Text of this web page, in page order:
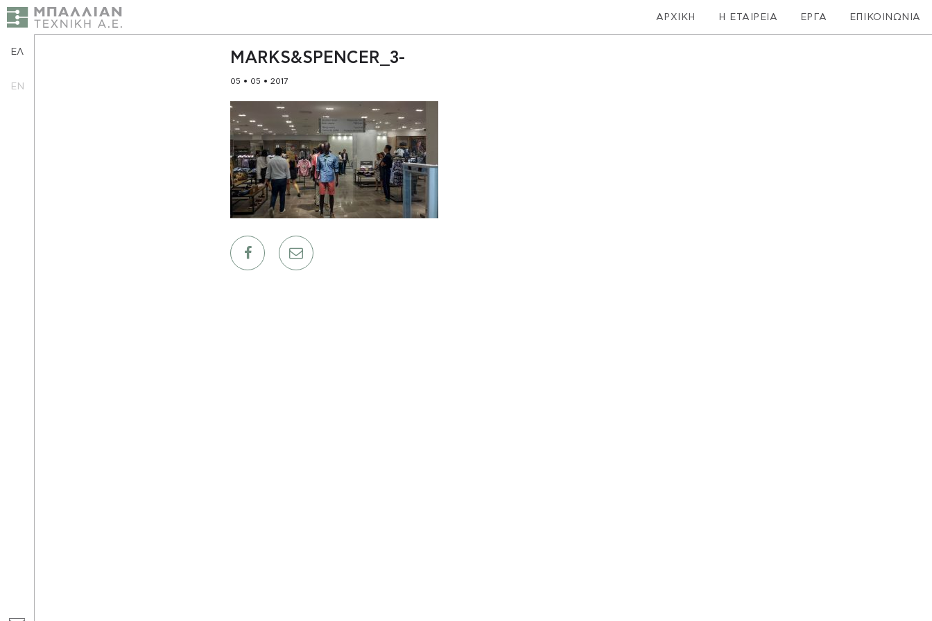
ΑΡΧΙΚΗ Η ΕΤΑΙΡΕΙΑ ΕΡΓΑ ΕΠΙΚΟΙΝΩΝΙΑ
MARKS&SPENCER_3-
05 • 05 • 2017
ΕΛ
EN